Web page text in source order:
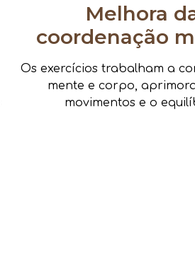
Melhora
coordenação
Os exercícios trabalham a
mente e corpo,
movimentos e o